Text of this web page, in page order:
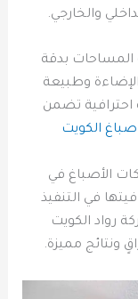
والخارجي.
المساحات بدقة
وطبيعة
احترافية تضمن
الكويت
الأصباغ في
في التنفيذ
رواد الكويت
ونتائج مميزة.